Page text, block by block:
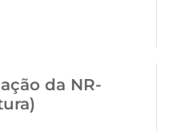
da NR-